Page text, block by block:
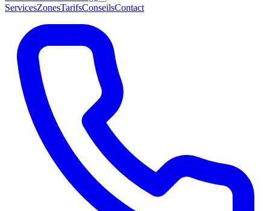
ServicesZonesTarifsConseilsContact